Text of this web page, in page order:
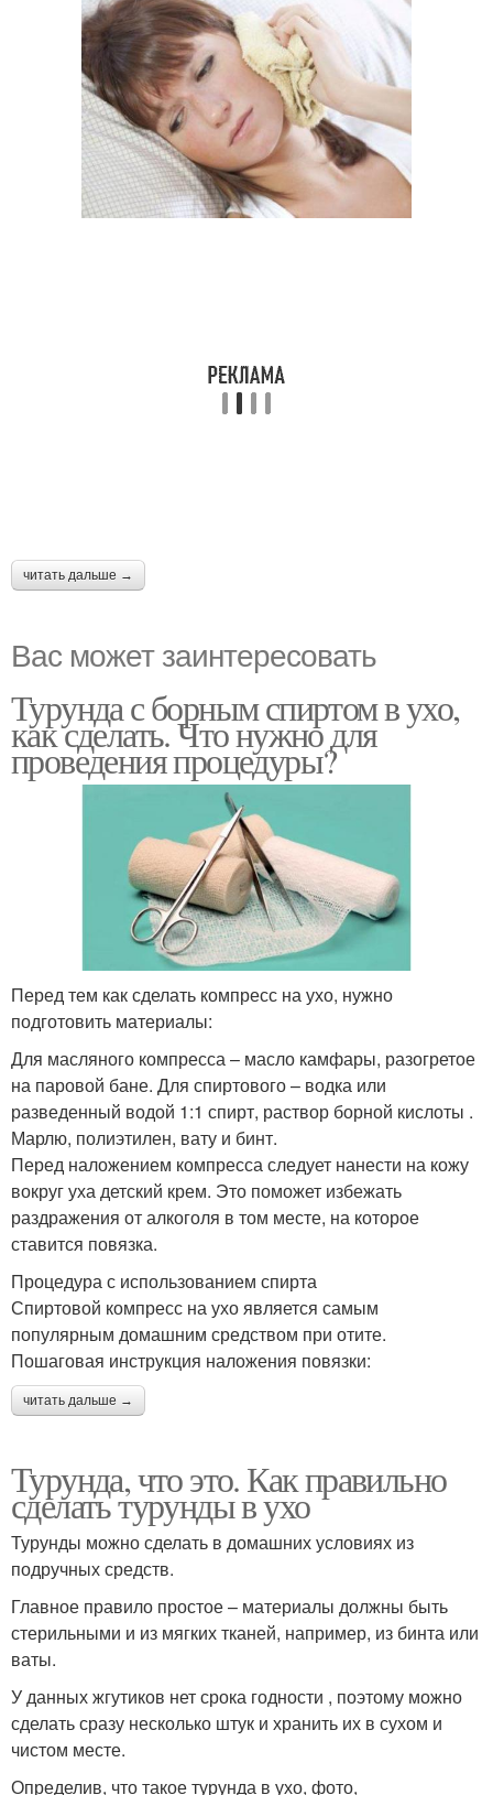
читать дальше →
Вас может заинтересовать
Турунда с борным спиртом в ухо,
как сделать. Что нужно для
проведения процедуры?
Перед тем как сделать компресс на ухо, нужно
подготовить материалы:
Для масляного компресса – масло камфары, разогретое
на паровой бане. Для спиртового – водка или
разведенный водой 1:1 спирт, раствор борной кислоты .
Марлю, полиэтилен, вату и бинт.
Перед наложением компресса следует нанести на кожу
вокруг уха детский крем. Это поможет избежать
раздражения от алкоголя в том месте, на которое
ставится повязка.
Процедура с использованием спирта
Спиртовой компресс на ухо является самым
популярным домашним средством при отите.
Пошаговая инструкция наложения повязки:
читать дальше →
Турунда, что это. Как правильно
сделать турунды в ухо
Турунды можно сделать в домашних условиях из
подручных средств.
Главное правило простое – материалы должны быть
стерильными и из мягких тканей, например, из бинта или
ваты.
У данных жгутиков нет срока годности , поэтому можно
сделать сразу несколько штук и хранить их в сухом и
чистом месте.
Определив, что такое турунда в ухо, фото,